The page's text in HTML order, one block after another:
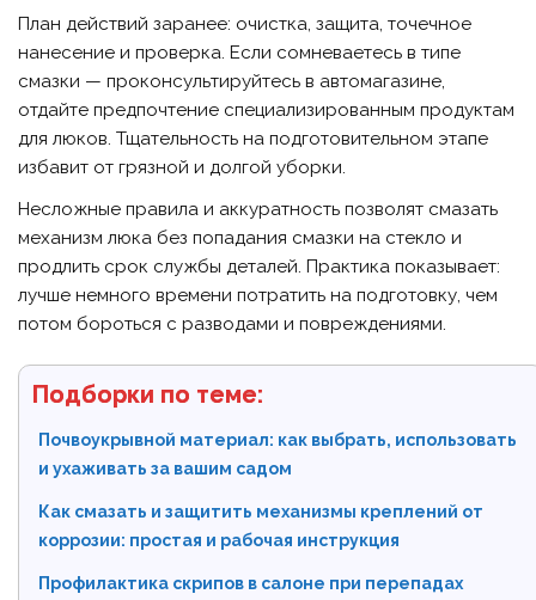
План действий заранее: очистка, защита, точечное
нанесение и проверка. Если сомневаетесь в типе
смазки — проконсультируйтесь в автомагазине,
отдайте предпочтение специализированным продуктам
для люков. Тщательность на подготовительном этапе
избавит от грязной и долгой уборки.
Несложные правила и аккуратность позволят смазать
механизм люка без попадания смазки на стекло и
продлить срок службы деталей. Практика показывает:
лучше немного времени потратить на подготовку, чем
потом бороться с разводами и повреждениями.
Подборки по теме:
Почвоукрывной материал: как выбрать, использовать
и ухаживать за вашим садом
Как смазать и защитить механизмы креплений от
коррозии: простая и рабочая инструкция
Профилактика скрипов в салоне при перепадах